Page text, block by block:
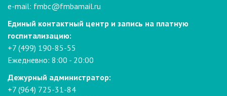
e-mail: fmbc@fmbamail.ru
Единый контактный центр и запись на платную
госпитализацию:
+7 (499) 190-85-55
Ежедневно: 8:00 - 20:00
Дежурный администратор:
+7 (964) 725-31-84